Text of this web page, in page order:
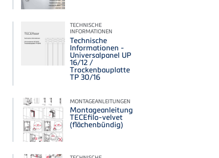
TECHNISCHE
INFORMATIONEN
Technische
Informationen -
Universalpanel UP
16/12 /
Trockenbauplatte
TP 30/16
MONTAGEANLEITUNGEN
Montageanleitung
TECEfilo-velvet
(flächenbündig)